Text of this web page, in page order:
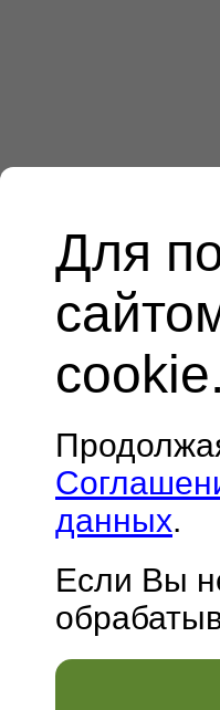
Для
cookie.
данных.
Если Вы